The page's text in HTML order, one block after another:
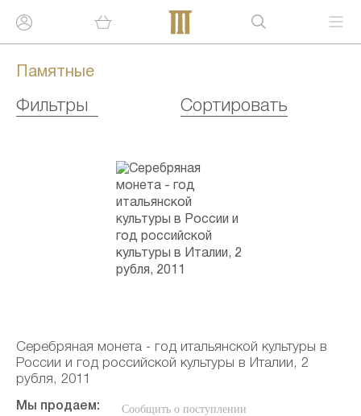
Памятные
Фильтры Сортировать
Серебряная монета - год итальянской культуры в
России и год российской культуры в Италии, 2
рубля, 2011
Мы продаем: Сообщить о поступлении